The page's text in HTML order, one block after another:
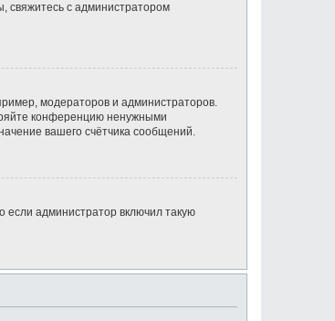
свяжитесь с администратором
модераторов и администраторов.
конференцию ненужными
вашего счётчика сообщений.
если администратор включил такую